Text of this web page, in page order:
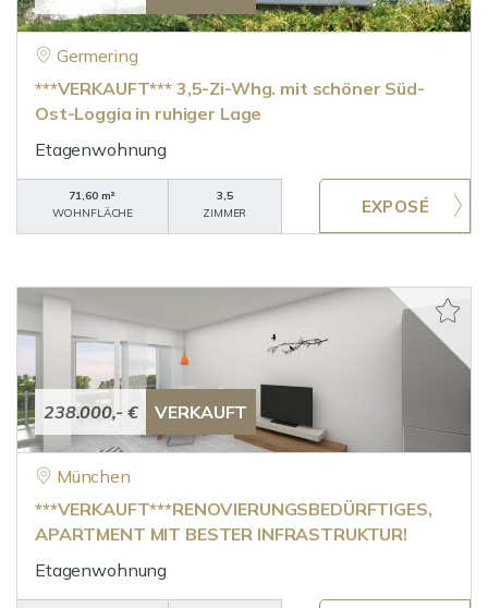
Germering
***VERKAUFT*** 3,5-Zi-Whg. mit schöner Süd-
Ost-Loggia in ruhiger Lage
Etagenwohnung
71,60 m²
WOHNFLÄCHE
3,5
ZIMMER
238.000,- € VERKAUFT
München
***VERKAUFT***RENOVIERUNGSBEDÜRFTIGES,
APARTMENT MIT BESTER INFRASTRUKTUR!
Etagenwohnung